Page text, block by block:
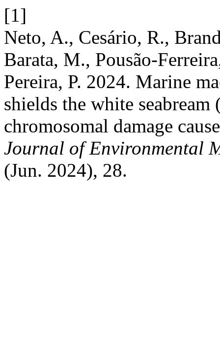
[1]
Neto, A., Cesário, R.,
Barata, M., Pousão-
Pereira, P. 2024. Marine
shields the white
chromosomal damage
Journal of Environmental
(Jun. 2024), 28.